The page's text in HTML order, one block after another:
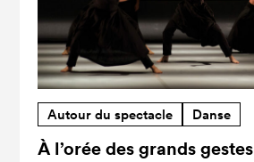
Autour du spectacle Danse
À l’orée des grands